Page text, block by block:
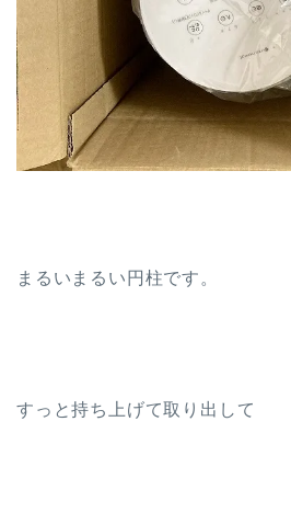
まるいまるい円柱です。
すっと持ち上げて取り出して